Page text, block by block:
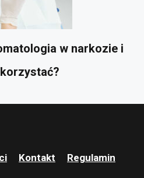
w narkozie i
Kontakt Regulamin